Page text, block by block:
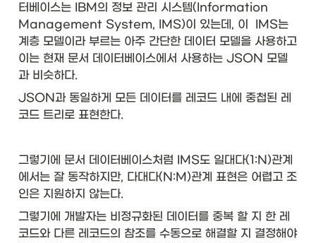
터베이스는 IBM의 정보 관리 시스템(Information
Management System, IMS)이 있는데, 이  IMS는
계층 모델이라 부르는 아주 간단한 데이터 모델을 사용하고
이는 현재 문서 데이터베이스에서 사용하는 JSON 모델
과 비슷하다.
JSON과 동일하게 모든 데이터를 레코드 내에 중첩된 레
코드 트리로 표현한다.
그렇기에 문서 데이터베이스처럼 IMS도 일대다(1:N)관계
에서는 잘 동작하지만, 다대다(N:M)관계 표현은 어렵고 조
인은 지원하지 않는다.
그렇기에 개발자는 비정규화된 데이터를 중복 할 지 한 레
코드와 다른 레코드의 참조를 수동으로 해결할 지 결정해야